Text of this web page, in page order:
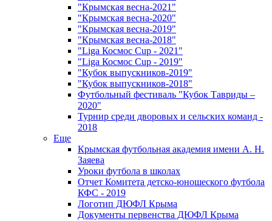
"Крымская весна-2021"
"Крымская весна-2020"
"Крымская весна-2019"
"Крымская весна-2018"
"Liga Космос Cup - 2021"
"Liga Космос Cup - 2019"
"Кубок выпускников-2019"
"Кубок выпускников-2018"
Футбольный фестиваль "Кубок Тавриды –
2020"
Турнир среди дворовых и сельских команд -
2018
Еще
Крымская футбольная академия имени А. Н.
Заяева
Уроки футбола в школах
Отчет Комитета детско-юношеского футбола
КФС - 2019
Логотип ДЮФЛ Крыма
Документы первенства ДЮФЛ Крыма